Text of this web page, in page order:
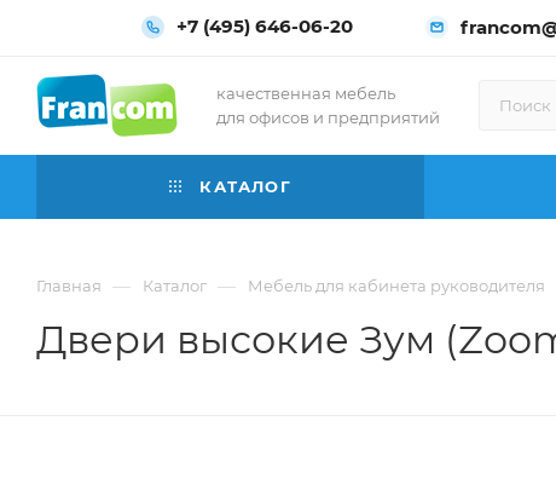
+7 (495) 646-06-20
качественная мебель
для офисов и предприятий
КАТАЛОГ
Главная — Каталог — Мебель для кабинета руководителя
Двери высокие Зум